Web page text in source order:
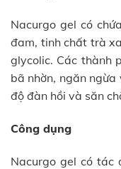
Nacurgo gel có
đam, tinh chất trà
glycolic. Các thành
bã nhờn, ngăn
độ đàn hồi và săn
Công dụng
Nacurgo gel có tác